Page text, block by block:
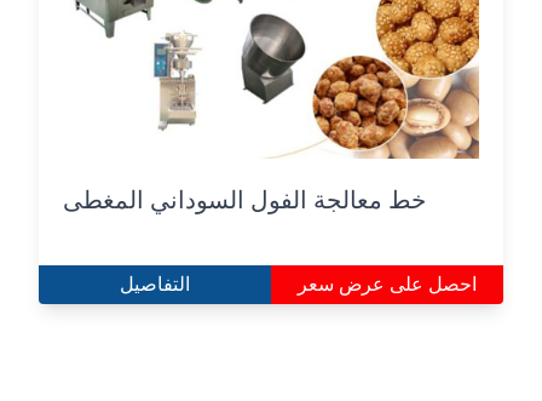
خط معالجة الفول السوداني المغطى
التفاصيل احصل على عرض سعر